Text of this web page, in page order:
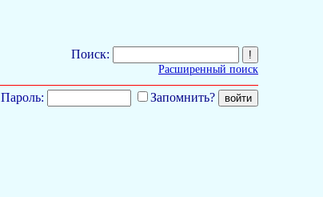
Поиск:
Расширенный поиск
Пароль: Запомнить?